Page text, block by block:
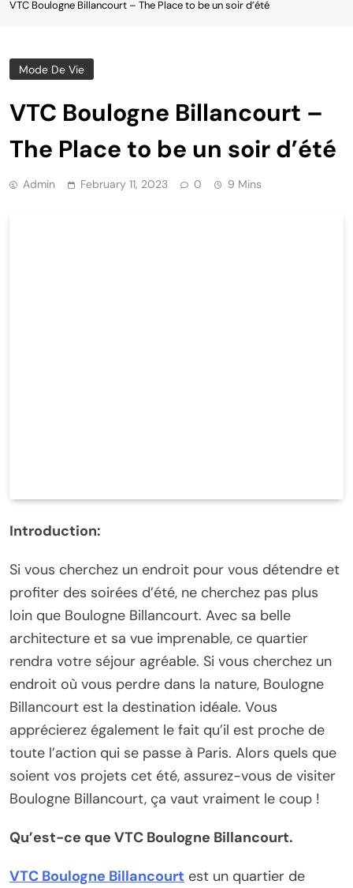
VTC Boulogne Billancourt – The Place to be un soir d’été
Mode De Vie
VTC Boulogne Billancourt –
The Place to be un soir d’été
Admin February 11, 2023 0 9 Mins
Introduction:
Si vous cherchez un endroit pour vous détendre et
profiter des soirées d’été, ne cherchez pas plus
loin que Boulogne Billancourt. Avec sa belle
architecture et sa vue imprenable, ce quartier
rendra votre séjour agréable. Si vous cherchez un
endroit où vous perdre dans la nature, Boulogne
Billancourt est la destination idéale. Vous
apprécierez également le fait qu’il est proche de
toute l’action qui se passe à Paris. Alors quels que
soient vos projets cet été, assurez-vous de visiter
Boulogne Billancourt, ça vaut vraiment le coup !
Qu’est-ce que VTC Boulogne Billancourt.
VTC Boulogne Billancourt est un quartier de